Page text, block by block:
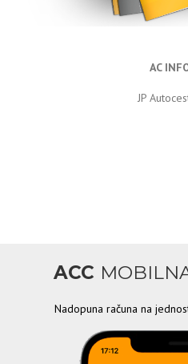
AC
JP
ACC
Nadopuna računa na